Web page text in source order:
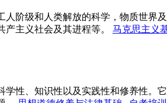
阶级和人类解放的科学，物质世界
主义社会及其进程等。
马克思主义
性、知识性以及实践性和修养性。